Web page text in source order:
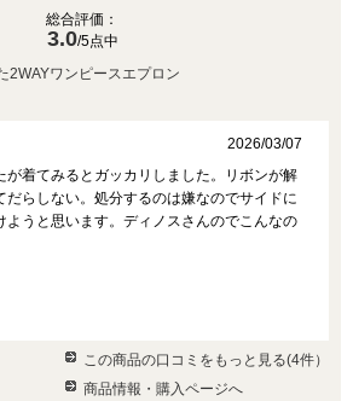
総合評価：
3.0/5点中
2WAYワンピースエプロン
2026/03/07
が着てみるとガッカリしました。リボンが解
だらしない。処分するのは嫌なのでサイドに
ようと思います。ディノスさんのでこんなの
この商品の口コミをもっと見る(4件）
商品情報・購入ページへ